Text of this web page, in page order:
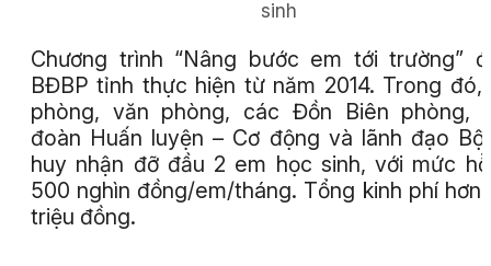
sinh
Chương trình “Nâng bước em tới trường”
BĐBP tỉnh thực hiện từ năm 2014. Trong đó,
phòng, văn phòng, các Đồn Biên phòng,
đoàn Huấn luyện – Cơ động và lãnh đạo Bộ
huy nhận đỡ đầu 2 em học sinh, với mức
500 nghìn đồng/em/tháng. Tổng kinh phí hơn
triệu đồng.